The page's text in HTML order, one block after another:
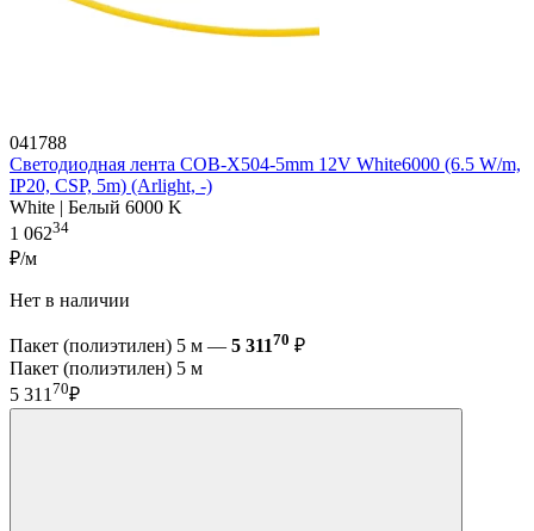
041788
Светодиодная лента COB-X504-5mm 12V White6000 (6.5 W/m,
IP20, CSP, 5m) (Arlight, -)
White | Белый 6000 K
1 06234
₽/м
Нет в наличии
Пакет (полиэтилен) 5 м — 5 31170 ₽
Пакет (полиэтилен) 5 м
5 31170₽